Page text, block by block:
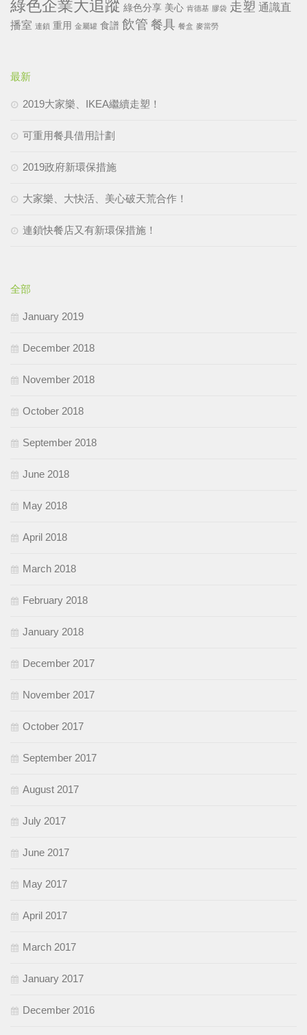
綠色企業大追蹤 綠色分享 美心 肯德基 膠袋 走塑 通識直
播室 連鎖 重用 金屬罐 食譜 飲管 餐具 餐盒 麥當勞
最新
2019大家樂、IKEA繼續走塑！
可重用餐具借用計劃
2019政府新環保措施
大家樂、大快活、美心破天荒合作！
連鎖快餐店又有新環保措施！
全部
January 2019
December 2018
November 2018
October 2018
September 2018
June 2018
May 2018
April 2018
March 2018
February 2018
January 2018
December 2017
November 2017
October 2017
September 2017
August 2017
July 2017
June 2017
May 2017
April 2017
March 2017
January 2017
December 2016